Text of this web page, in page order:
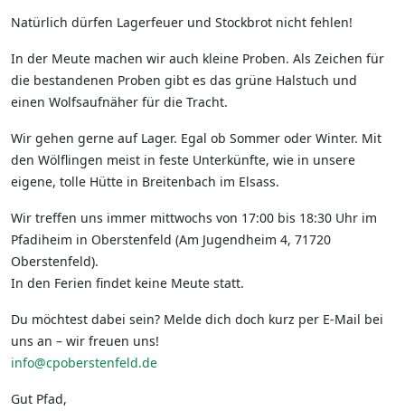
Natürlich dürfen Lagerfeuer und Stockbrot nicht fehlen!
In der Meute machen wir auch kleine Proben. Als Zeichen für
die bestandenen Proben gibt es das grüne Halstuch und
einen Wolfsaufnäher für die Tracht.
Wir gehen gerne auf Lager. Egal ob Sommer oder Winter. Mit
den Wölflingen meist in feste Unterkünfte, wie in unsere
eigene, tolle Hütte in Breitenbach im Elsass.
Wir treffen uns immer mittwochs von 17:00 bis 18:30 Uhr im
Pfadiheim in Oberstenfeld (Am Jugendheim 4, 71720
Oberstenfeld).
In den Ferien findet keine Meute statt.
Du möchtest dabei sein? Melde dich doch kurz per E-Mail bei
uns an – wir freuen uns!
info@cpoberstenfeld.de
Gut Pfad,